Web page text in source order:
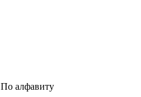
По алфавиту